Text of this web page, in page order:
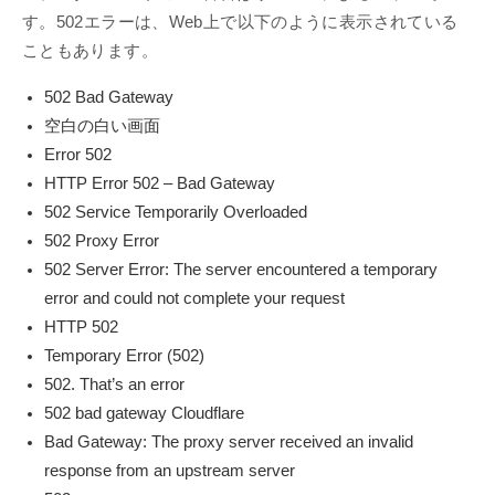
す。502エラーは、Web上で以下のように表示されている
こともあります。
502 Bad Gateway
空白の白い画面
Error 502
HTTP Error 502 – Bad Gateway
502 Service Temporarily Overloaded
502 Proxy Error
502 Server Error: The server encountered a temporary
error and could not complete your request
HTTP 502
Temporary Error (502)
502. That’s an error
502 bad gateway Cloudflare
Bad Gateway: The proxy server received an invalid
response from an upstream server